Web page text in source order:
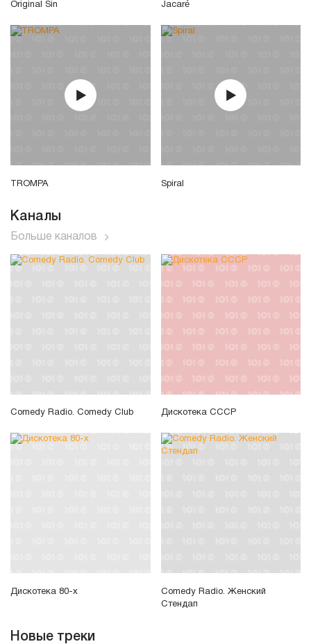
Original Sin Jacaré
TROMPA Spiral
Каналы
Больше каналов
Comedy Radio. Comedy Club Дискотека СССР
Дискотека 80-х
Comedy Radio. Женский
Стендап
Новые треки